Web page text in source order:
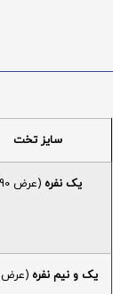
سایز تخت
یک نفره (عرض 90)
یک و نیم نفره (عرض 120)